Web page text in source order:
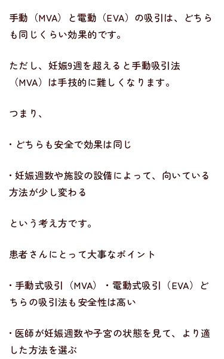
手動（MVA）と電動（EVA）の吸引は、どちら
も同じくらい効果的です。
ただし、妊娠9週を超えると手動吸引法
（MVA）は手技的に難しくなります。
つまり、
• どちらも安全で効果は同じ
• 妊娠週数や施設の設備によって、向いている
方法が少し変わる
という考え方です。
患者さんにとって大事なポイント
• 手動式吸引（MVA）・電動式吸引（EVA）ど
ちらの吸引法も安全性は高い
• 医師が妊娠週数や子宮の状態を見て、より適
した方法を選ぶ